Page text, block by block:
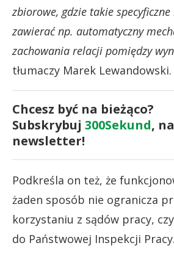
zbiorowe, gdzie takie
zawierać np. automatyczny
zachowania relacji pomiędzy
tłumaczy Marek Lewandowski.
Chcesz być na bieżąco?
Subskrybuj 300Sekund,
newsletter!
Podkreśla on też, że
żaden sposób nie ogranicza
korzystaniu z sądów pracy,
do Państwowej Inspekcji Pracy.